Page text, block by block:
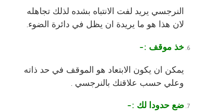
النرجسي يريد لفت الانتباه بشده لذلك تجاهله
لان هذا هو ما يريدة ان يظل في دائرة الضوء.
خذ موقف :-
يمكن ان يكون الابتعاد هو الموقف في حد ذاته
وعلي حسب علاقتك بالنرجسي .
ضع حدودا لك :-